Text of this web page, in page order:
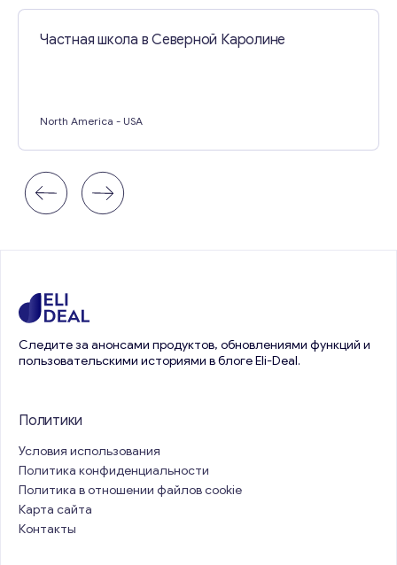
Частная школа в Северной Каролине
North America - USA
Следите за анонсами продуктов, обновлениями функций и
пользовательскими историями в блоге Eli-Deal.
Политики
Условия использования
Политика конфиденциальности
Политика в отношении файлов cookie
Карта сайта
Контакты